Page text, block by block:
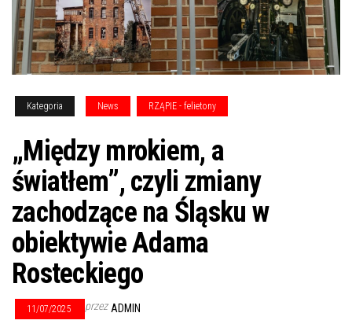
Kategoria News RZĄPIE - felietony
„Między mrokiem, a
światłem”, czyli zmiany
zachodzące na Śląsku w
obiektywie Adama
Rosteckiego
11/07/2025 przez ADMIN